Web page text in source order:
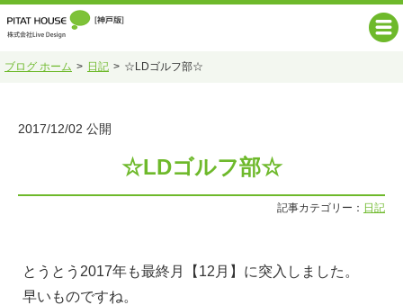
ブログ ホーム 日記 ☆LDゴルフ部☆
2017/12/02 公開
☆LDゴルフ部☆
記事カテゴリー： 日記
とうとう2017年も最終月【12月】に突入しました。
早いものですね。